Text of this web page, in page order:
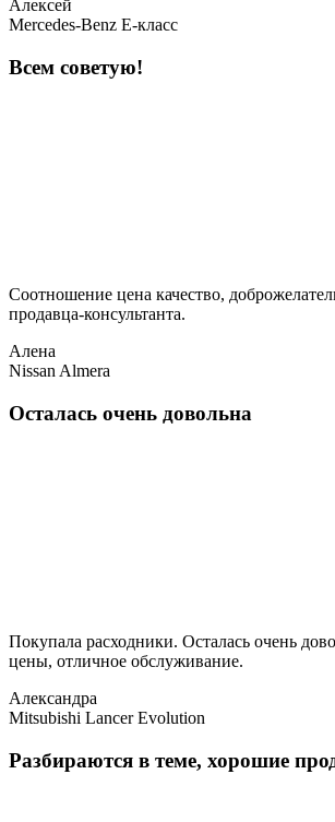
Алексей
Mercedes-Benz E-класс
Всем советую!
Соотношение цена качество,
продавца-консультанта.
Алена
Nissan Almera
Осталась очень довольна
Покупала расходники. Осталась очень
цены, отличное обслуживание.
Александра
Mitsubishi Lancer Evolution
Разбираются в теме, хорошие